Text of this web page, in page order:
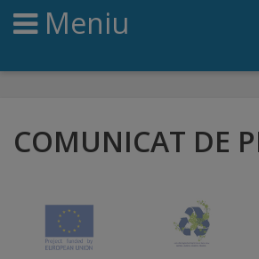
Simbolurile
brand
înfrățite
Meniu
COMUNICAT DE